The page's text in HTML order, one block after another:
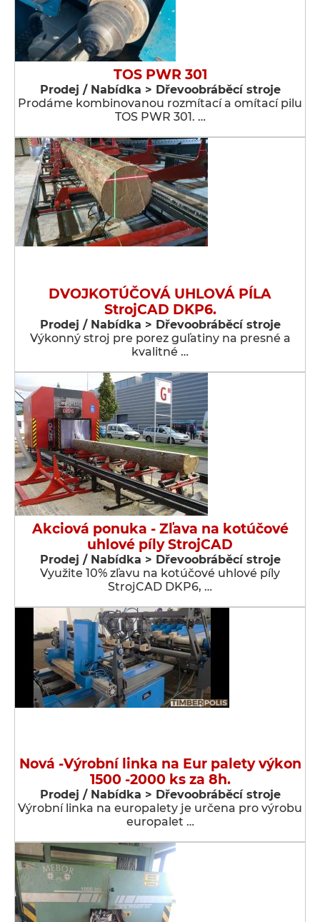
TOS PWR 301
Prodej / Nabídka > Dřevoobráběcí stroje
Prodáme kombinovanou rozmítací a omítací pilu
TOS PWR 301. …
DVOJKOTÚČOVÁ UHLOVÁ PÍLA
StrojCAD DKP6.
Prodej / Nabídka > Dřevoobráběcí stroje
Výkonný stroj pre porez guľatiny na presné a
kvalitné …
Akciová ponuka - Zľava na kotúčové
uhlové píly StrojCAD
Prodej / Nabídka > Dřevoobráběcí stroje
Využite 10% zľavu na kotúčové uhlové píly
StrojCAD DKP6, …
Nová -Výrobní linka na Eur palety výkon
1500 -2000 ks za 8h.
Prodej / Nabídka > Dřevoobráběcí stroje
Výrobní linka na europalety je určena pro výrobu
europalet …